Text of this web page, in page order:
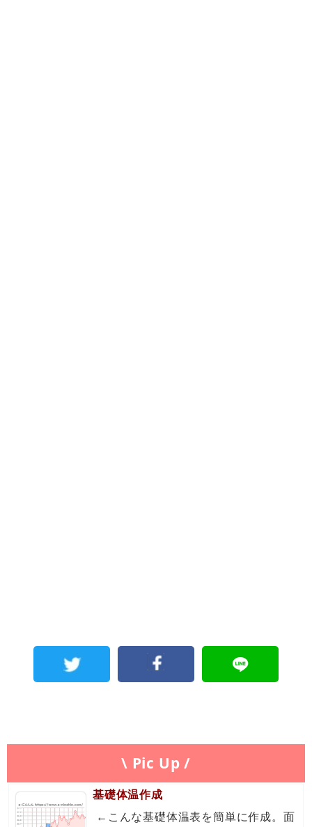
\ Pic Up /
基礎体温作成
←こんな基礎体温表を簡単に作成。面